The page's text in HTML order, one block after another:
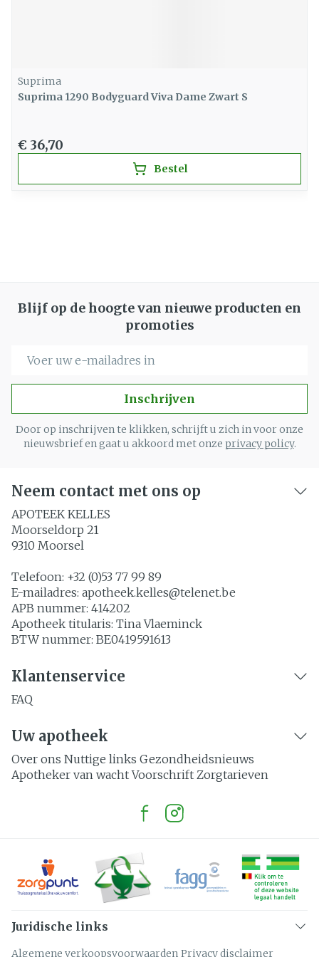
Suprima
Suprima 1290 Bodyguard Viva Dame Zwart S
€ 36,70
Bestel
Blijf op de hoogte van nieuwe producten en
promoties
Inschrijven
Door op inschrijven te klikken, schrijft u zich in voor onze
nieuwsbrief en gaat u akkoord met onze privacy policy.
Neem contact met ons op
APOTEEK KELLES
Moorseldorp 21
9310 Moorsel
Telefoon: +32 (0)53 77 99 89
E-mailadres: apotheek.kelles@telenet.be
APB nummer: 414202
Apotheek titularis: Tina Vlaeminck
BTW nummer: BE0419591613
Klantenservice
FAQ
Uw apotheek
Over ons Nuttige links Gezondheidsnieuws
Apotheker van wacht Voorschrift Zorgtarieven
Juridische links
Algemene verkoopsvoorwaarden Privacy disclaimer